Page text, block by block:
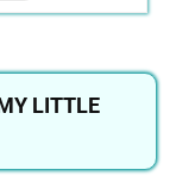
LITTLE